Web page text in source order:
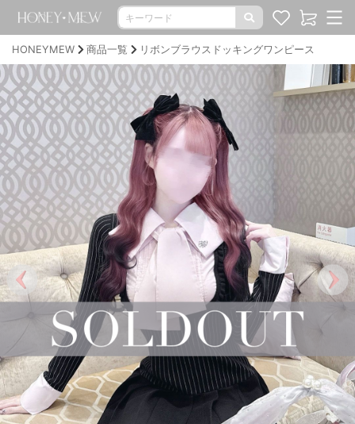
HONEYMEW 商品一覧 リボンブラウスドッキングワンピース